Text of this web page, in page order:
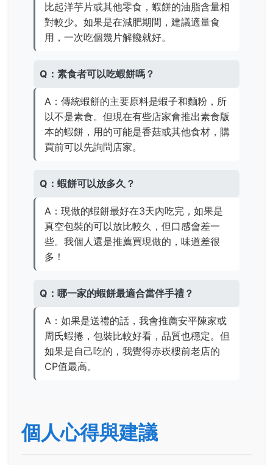
比起洋芋片或其他零食，蝦餅的油脂含量相
對較少。如果是在減肥期間，建議適量食
用，一次吃個幾片解饞就好。
Q：素食者可以吃蝦餅嗎？
A：傳統蝦餅的主要原料是蝦子和麵粉，所
以不是素食。但現在有些店家會推出素食版
本的蝦餅，用的可能是香菇或其他食材，購
買前可以先詢問店家。
Q：蝦餅可以放多久？
A：現做的蝦餅最好在3天內吃完，如果是
真空包裝的可以放比較久，但口感會差一
些。我個人還是推薦買現做的，味道差很
多！
Q：哪一家的蝦餅最適合當伴手禮？
A：如果是送禮的話，我會推薦安平陳家或
周氏蝦捲，包裝比較好看，品質也穩定。但
如果是自己吃的，我覺得赤崁樓前老店的
CP值最高。
個人心得與建議